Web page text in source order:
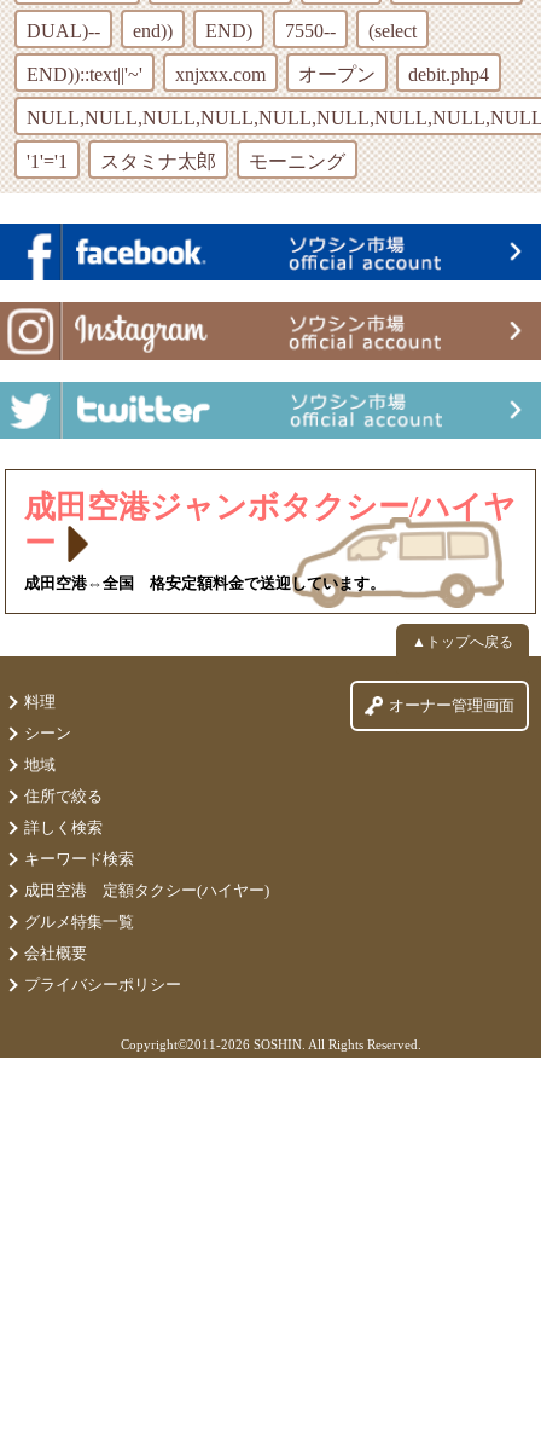
DUAL)-- end)) END) 7550-- (select
END))::text||'~' xnjxxx.com オープン debit.php4
'1'='1 スタミナ太郎 モーニング
成田空港ジャンボタクシー/ハイヤ
ー
成田空港⇔全国 格安定額料金で送迎しています。
▲トップへ戻る
料理
シーン
地域
住所で絞る
詳しく検索
キーワード検索
成田空港 定額タクシー(ハイヤー)
グルメ特集一覧
会社概要
プライバシーポリシー
オーナー管理画面
Copyright©2011-2026 SOSHIN. All Rights Reserved.